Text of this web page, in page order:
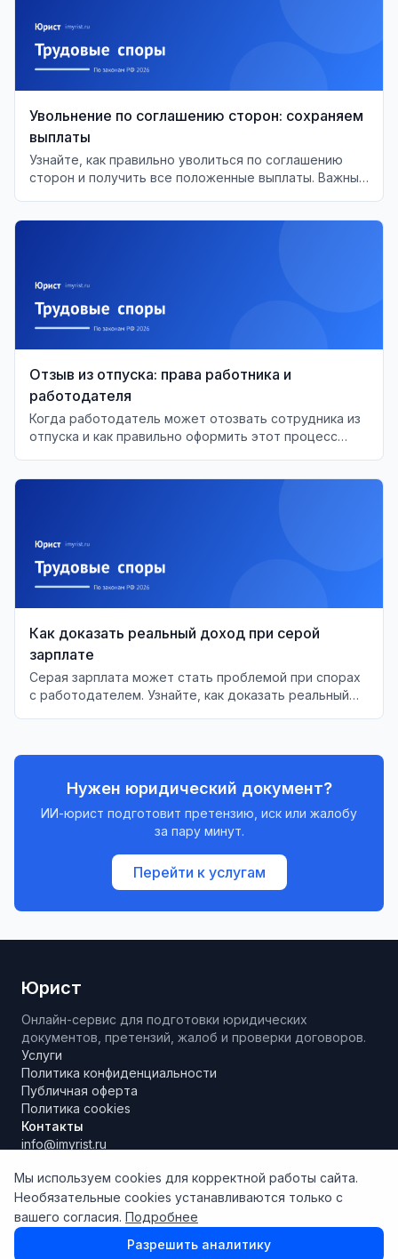
Увольнение по соглашению сторон: сохраняем
выплаты
Узнайте, как правильно уволиться по соглашению
сторон и получить все положенные выплаты. Важные
Отзыв из отпуска: права работника и
работодателя
Когда работодатель может отозвать сотрудника из
отпуска и как правильно оформить этот процесс
Как доказать реальный доход при серой
зарплате
Серая зарплата может стать проблемой при спорах
с работодателем. Узнайте, как доказать реальный
Нужен юридический документ?
ИИ-юрист подготовит претензию, иск или жалобу
за пару минут.
Перейти к услугам
Юрист
Онлайн-сервис для подготовки юридических
документов, претензий, жалоб и проверки договоров.
Услуги
Политика конфиденциальности
Публичная оферта
Политика cookies
Контакты
info@imyrist.ru
Материалы и результаты работы сервиса носят исключительно
информационно-справочный характер, не являются
юридической консультацией и не могут рассматриваться как
Мы используем cookies для корректной работы сайта.
Необязательные cookies устанавливаются только с
вашего согласия. Подробнее
Разрешить аналитику